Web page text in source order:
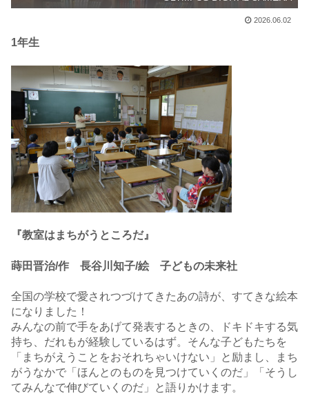
2026.06.02
1年生
『教室はまちがうところだ』
蒔田晋治/作 長谷川知子/絵 子どもの未来社
全国の学校で愛されつづけてきたあの詩が、すてきな絵本
になりました！
みんなの前で手をあげて発表するときの、ドキドキする気
持ち、だれもが経験しているはず。そんな子どもたちを
「まちがえうことをおそれちゃいけない」と励まし、まち
がうなかで「ほんとのものを見つけていくのだ」「そうし
てみんなで伸びていくのだ」と語りかけます。